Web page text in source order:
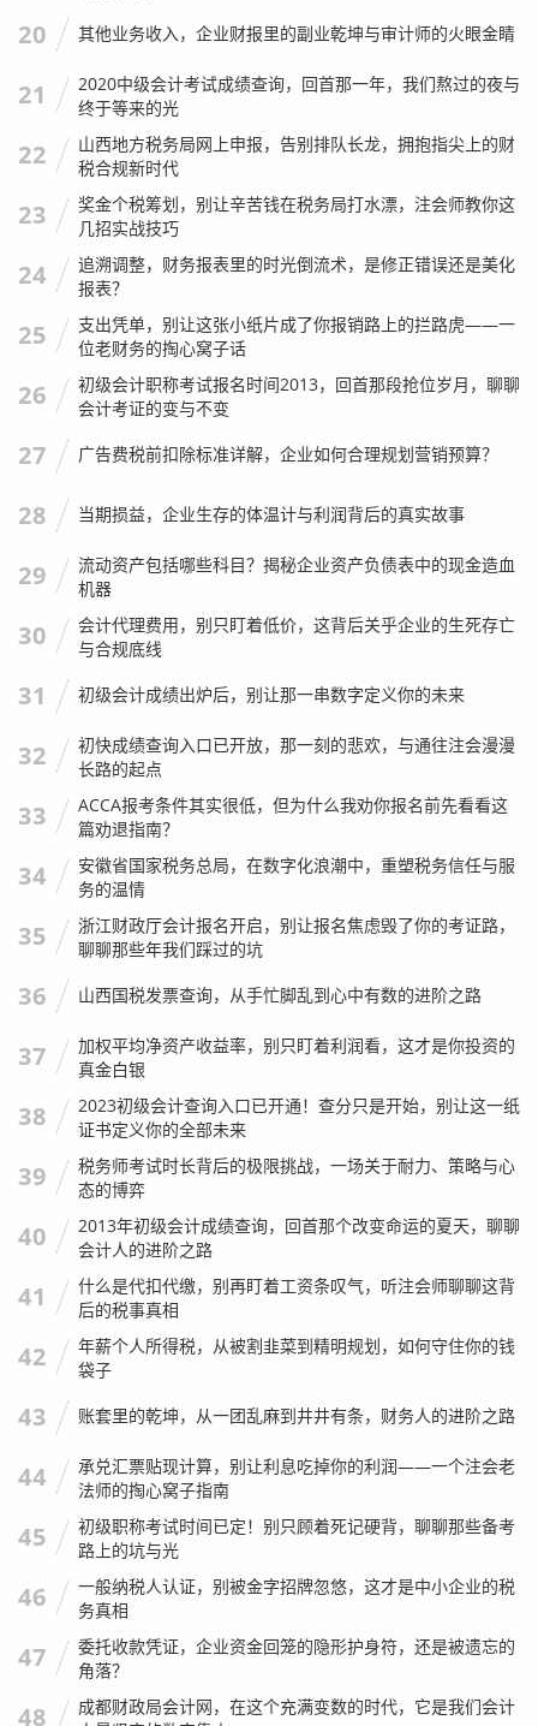
20 其他业务收入，企业财报里的副业乾坤与审计师的火眼金睛
21
2020中级会计考试成绩查询，回首那一年，我们熬过的夜与
终于等来的光
22
山西地方税务局网上申报，告别排队长龙，拥抱指尖上的财
税合规新时代
23
奖金个税筹划，别让辛苦钱在税务局打水漂，注会师教你这
几招实战技巧
24
追溯调整，财务报表里的时光倒流术，是修正错误还是美化
报表？
25
支出凭单，别让这张小纸片成了你报销路上的拦路虎——一
位老财务的掏心窝子话
26
初级会计职称考试报名时间2013，回首那段抢位岁月，聊聊
会计考证的变与不变
27 广告费税前扣除标准详解，企业如何合理规划营销预算？
28 当期损益，企业生存的体温计与利润背后的真实故事
29
流动资产包括哪些科目？揭秘企业资产负债表中的现金造血
机器
30
会计代理费用，别只盯着低价，这背后关乎企业的生死存亡
与合规底线
31 初级会计成绩出炉后，别让那一串数字定义你的未来
32
初快成绩查询入口已开放，那一刻的悲欢，与通往注会漫漫
长路的起点
33
ACCA报考条件其实很低，但为什么我劝你报名前先看看这
篇劝退指南？
34
安徽省国家税务总局，在数字化浪潮中，重塑税务信任与服
务的温情
35
浙江财政厅会计报名开启，别让报名焦虑毁了你的考证路，
聊聊那些年我们踩过的坑
36 山西国税发票查询，从手忙脚乱到心中有数的进阶之路
37
加权平均净资产收益率，别只盯着利润看，这才是你投资的
真金白银
38
2023初级会计查询入口已开通！查分只是开始，别让这一纸
证书定义你的全部未来
39
税务师考试时长背后的极限挑战，一场关于耐力、策略与心
态的博弈
40
2013年初级会计成绩查询，回首那个改变命运的夏天，聊聊
会计人的进阶之路
41
什么是代扣代缴，别再盯着工资条叹气，听注会师聊聊这背
后的税事真相
42
年薪个人所得税，从被割韭菜到精明规划，如何守住你的钱
袋子
43 账套里的乾坤，从一团乱麻到井井有条，财务人的进阶之路
44
承兑汇票贴现计算，别让利息吃掉你的利润——一个注会老
法师的掏心窝子指南
45
初级职称考试时间已定！别只顾着死记硬背，聊聊那些备考
路上的坑与光
46
一般纳税人认证，别被金字招牌忽悠，这才是中小企业的税
务真相
47
委托收款凭证，企业资金回笼的隐形护身符，还是被遗忘的
角落？
48
成都财政局会计网，在这个充满变数的时代，它是我们会计